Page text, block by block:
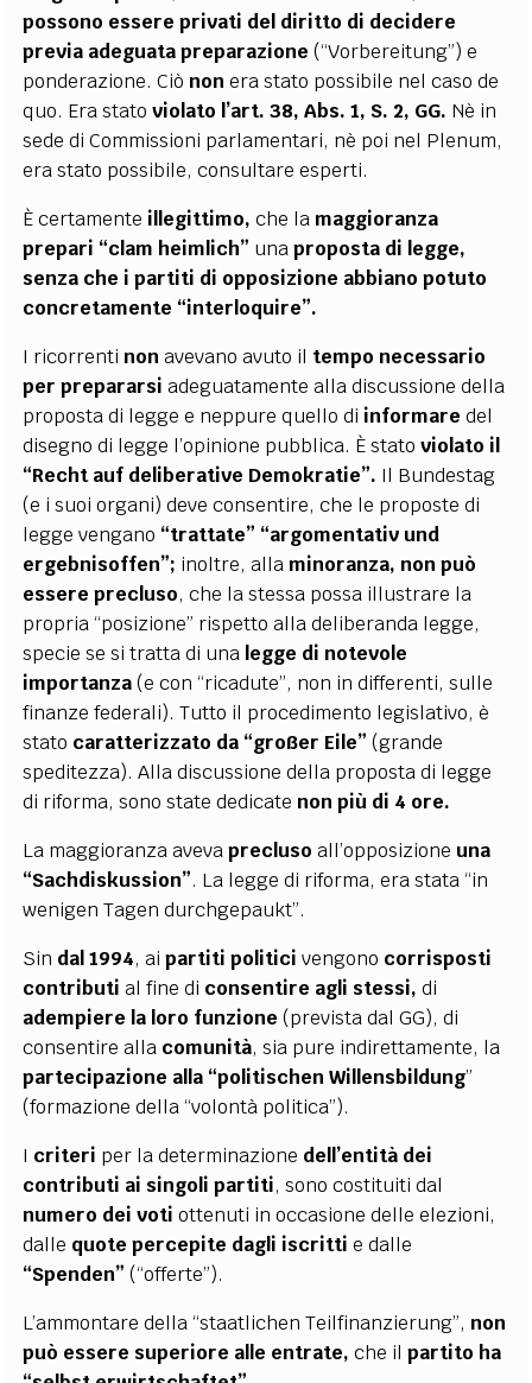
possono essere privati del diritto di decidere
previa adeguata preparazione (“Vorbereitung”) e
ponderazione. Ciò nonera stato possibile nel caso de
quo. Era statoviolato l’art. 38, Abs. 1, S. 2, GG. Nè in
sede di Commissioni parlamentari, nè poi nel Plenum,
era stato possibile, consultare esperti.
È certamente illegittimo, che la maggioranza
prepari “clam heimlich” unaproposta di legge,
senza che i partiti di opposizione abbiano potuto
concretamente “interloquire”.
I ricorrenti nonavevano avuto il tempo necessario
per prepararsi adeguatamente alla discussione della
proposta di legge e neppure quello di informare del
disegno di legge l’opinione pubblica. È statoviolato il
“Recht auf deliberative Demokratie”. Il Bundestag
(e i suoi organi) deve consentire, che le proposte di
legge vengano “trattate” “argomentativ und
ergebnisoffen”; inoltre, alla minoranza, non può
essere precluso, che la stessa possa illustrare la
propria “posizione” rispetto alla deliberanda legge,
specie se si tratta di una legge di notevole
importanza(e con “ricadute”, non in differenti, sulle
finanze federali). Tutto il procedimento legislativo, è
stato caratterizzato da “großer Eile” (grande
speditezza). Alla discussione della proposta di legge
di riforma, sono state dedicate non più di 4 ore.
La maggioranza avevaprecluso all’opposizione una
“Sachdiskussion”. La legge di riforma, era stata “in
wenigen Tagen durchgepaukt”.
Sin dal 1994, aipartiti politici vengono corrisposti
contributi al fine di consentire agli stessi, di
adempiere la loro funzione (prevista dal GG), di
consentire alla comunità, sia pure indirettamente, la
partecipazione alla “politischen Willensbildung”
(formazione della “volontà politica”).
I criteri per la determinazione dell’entità dei
contributi ai singoli partiti, sono costituiti dal
numero dei voti ottenuti in occasione delle elezioni,
dalle quote percepite dagli iscritti e dalle
“Spenden” (“offerte”).
L’ammontare della “staatlichen Teilfinanzierung”, non
può essere superiore alle entrate, che ilpartito ha